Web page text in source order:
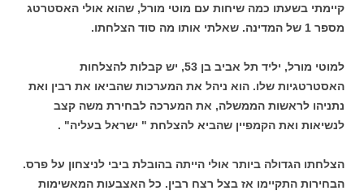
קיימתי בשעתו כמה שיחות עם מוטי מורל, שהוא אולי האסטרטג
מספר 1 של המדינה. שאלתי אותו מה סוד הצלחתו.
למוטי מורל, יליד תל אביב בן 53, יש קבלות להצלחות
האסטרטגיות שלו. הוא ניהל את המערכות שהביאו את רבין ואת
נתניהו לראשות הממשלה, את המערכה לבחירת משה קצב
לנשיאות ואת הקמפיין שהביא להצלחת " ישראל בעליה" .
הצלחתו הגדולה ביותר אולי הייתה בהובלת ביבי לניצחון על פרס.
הבחירות התקיימו אז בצל רצח רבין. כל האצבעות המאשימות